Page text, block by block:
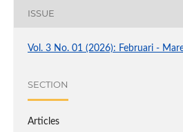
ISSUE
Vol. 3 No. 01 (2026): Februari -
SECTION
Articles